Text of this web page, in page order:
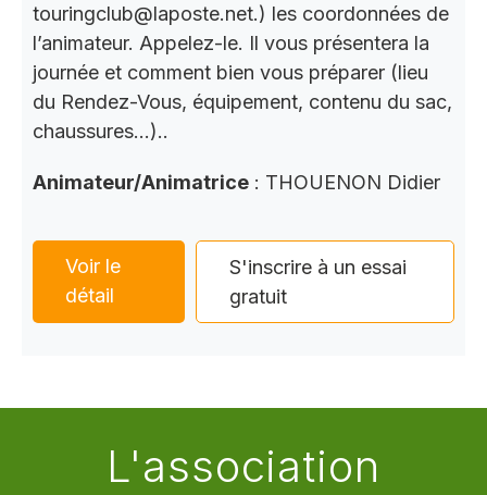
touringclub@laposte.net.) les coordonnées de
l’animateur. Appelez-le. Il vous présentera la
journée et comment bien vous préparer (lieu
du Rendez-Vous, équipement, contenu du sac,
chaussures…)..
Animateur/Animatrice : THOUENON Didier
Voir le
détail
S'inscrire à un essai
gratuit
L'association